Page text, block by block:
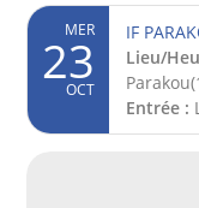
MER
23
OCT
IF
Lieu/
Entrée :